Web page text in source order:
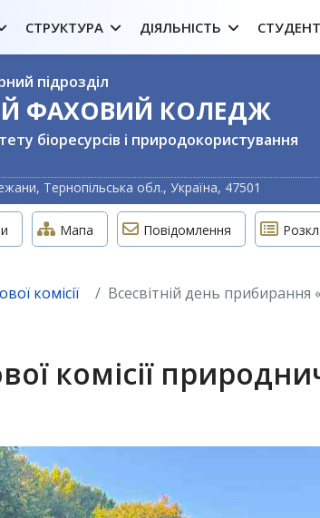
СТРУКТУРА ДІЯЛЬНІСТЬ
підрозділ
ФАХОВИЙ КОЛЕДЖ
біоресурсів і природокористування
Тернопільська обл., Україна, 47501
Мапа Повідомлення
комісії Всесвітній день прибирання
комісії